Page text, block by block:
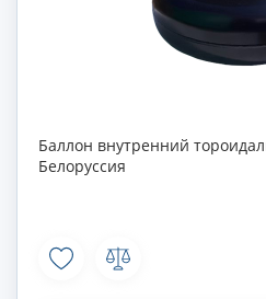
Баллон внутренний
Белоруссия